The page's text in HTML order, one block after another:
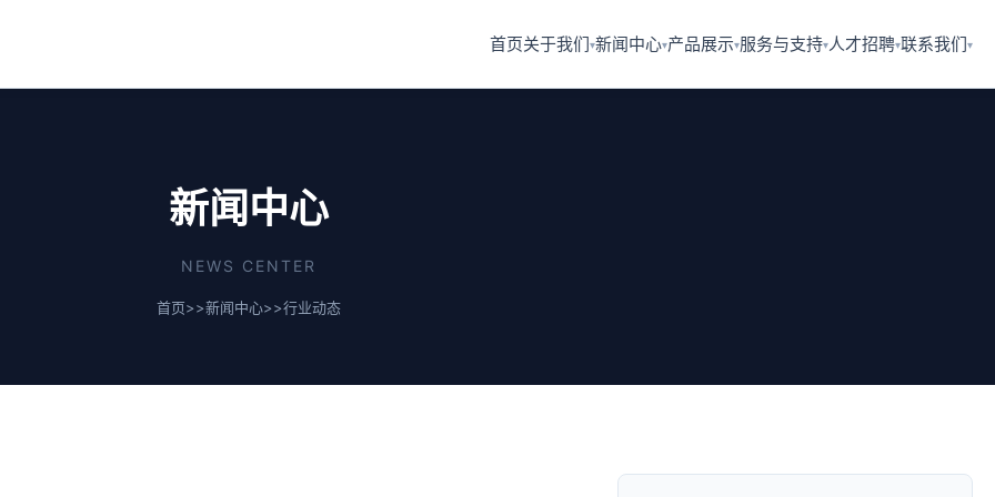
首页关于我们▾新闻中心▾产品展示▾服务与支持▾人才招聘▾联系我们▾
新闻中心
NEWS CENTER
首页>>新闻中心>>行业动态